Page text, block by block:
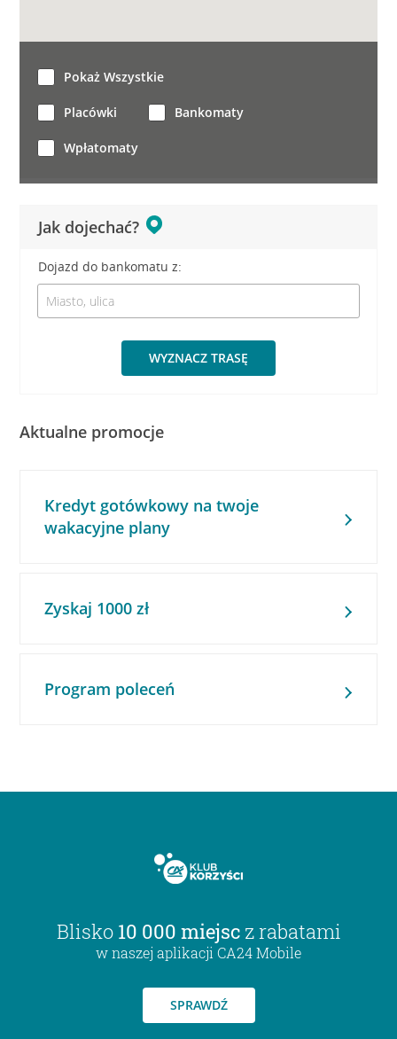
Jak dojechać?
Dojazd do bankomatu z:
WYZNACZ TRASĘ
Pokaż Wszystkie
Placówki Bankomaty
Wpłatomaty
Aktualne promocje
Kredyt gotówkowy na twoje
wakacyjne plany
Zyskaj 1000 zł
Program poleceń
Blisko 10 000 miejsc z rabatami
w naszej aplikacji CA24 Mobile
SPRAWDŹ